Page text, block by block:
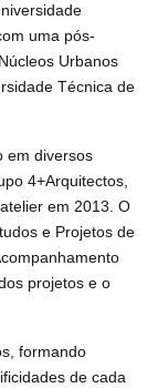
uma pós-
Urbanos
Técnica de
em diversos
4+Arquitectos,
em 2013. O
e Projetos de
projetos e o
formando
de cada